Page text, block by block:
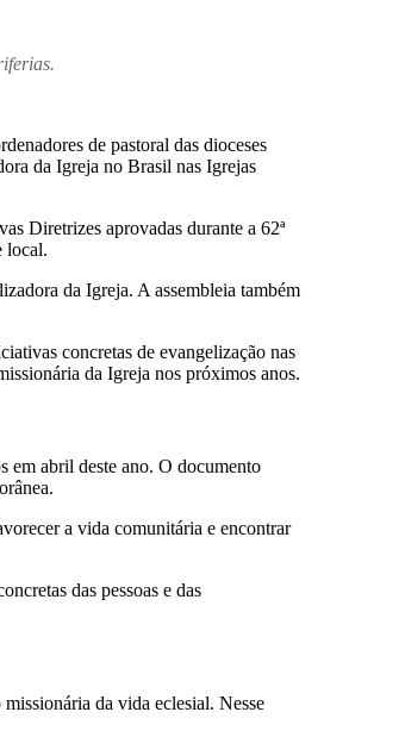
de pastoral das dioceses
da Igreja no Brasil nas Igrejas
Diretrizes aprovadas durante a 62ª
local.
da Igreja. A assembleia também
concretas de evangelização nas
da Igreja nos próximos anos.
em abril deste ano. O documento
a vida comunitária e encontrar
das pessoas e das
da vida eclesial. Nesse